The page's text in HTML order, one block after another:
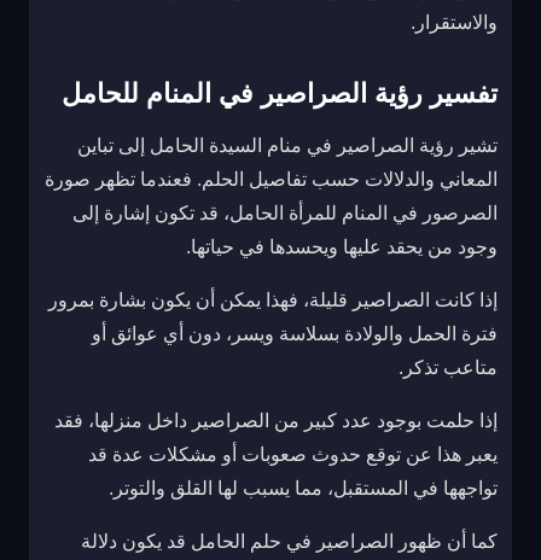
والاستقرار.
تفسير رؤية الصراصير في المنام للحامل
تشير رؤية الصراصير في منام السيدة الحامل إلى تباين
المعاني والدلالات حسب تفاصيل الحلم. فعندما تظهر صورة
الصرصور في المنام للمرأة الحامل، قد تكون إشارة إلى
وجود من يحقد عليها ويحسدها في حياتها.
إذا كانت الصراصير قليلة، فهذا يمكن أن يكون بشارة بمرور
فترة الحمل والولادة بسلاسة ويسر، دون أي عوائق أو
متاعب تذكر.
إذا حلمت بوجود عدد كبير من الصراصير داخل منزلها، فقد
يعبر هذا عن توقع حدوث صعوبات أو مشكلات عدة قد
تواجهها في المستقبل، مما يسبب لها القلق والتوتر.
كما أن ظهور الصراصير في حلم الحامل قد يكون دلالة